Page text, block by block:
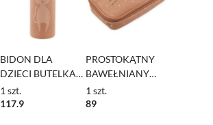
BIDON DLA
DZIECI BUTELKA
ZE STALI MRS. CAT
500ml
1 szt.
117.9
PROSTOKĄTNY
BAWEŁNIANY
PIÓRNIK NA
SUWAK MR. CAT
1 szt.
89